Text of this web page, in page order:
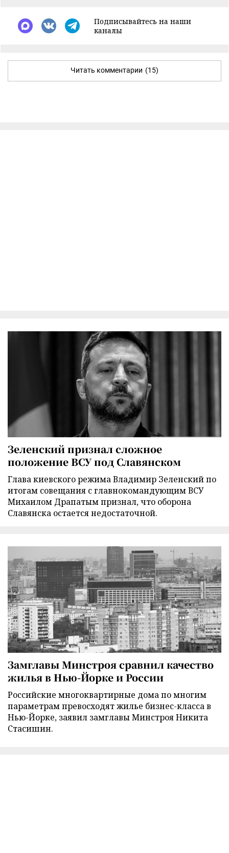
Подписывайтесь на наши
каналы
Читать комментарии (15)
Зеленский признал сложное
положение ВСУ под Славянском
Глава киевского режима Владимир Зеленский по
итогам совещания с главнокомандующим ВСУ
Михаилом Драпатым признал, что оборона
Славянска остается недостаточной.
Замглавы Минстроя сравнил качество
жилья в Нью-Йорке и России
Российские многоквартирные дома по многим
параметрам превосходят жилье бизнес-класса в
Нью-Йорке, заявил замглавы Минстроя Никита
Стасишин.